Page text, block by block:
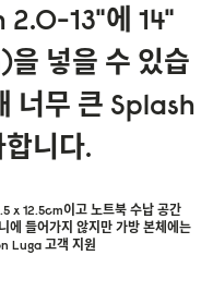
2.0-13"에 14"
넣을 수 있습
너무 큰 Splash
니다.
x 12.5cm이고 노트북 수납 공간
에 들어가지 않지만 가방 본체에는
Luga 고객 지원